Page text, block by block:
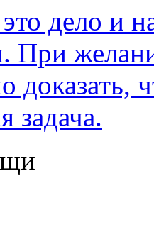
дело и
При
доказать,
задача.